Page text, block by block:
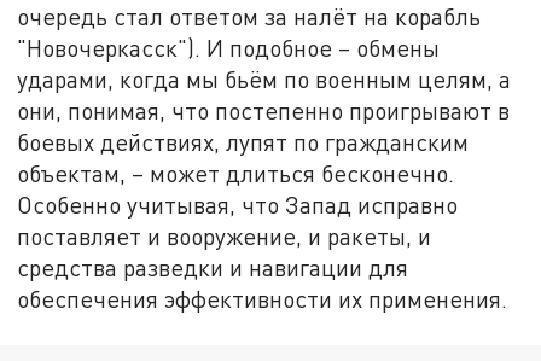
очередь стал ответом за налёт на корабль
"Новочеркасск"). И подобное – обмены
ударами, когда мы бьём по военным целям, а
они, понимая, что постепенно проигрывают в
боевых действиях, лупят по гражданским
объектам, – может длиться бесконечно.
Особенно учитывая, что Запад исправно
поставляет и вооружение, и ракеты, и
средства разведки и навигации для
обеспечения эффективности их применения.